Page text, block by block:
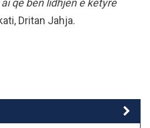
që bën lidhjen e këtyre
Dritan Jahja.